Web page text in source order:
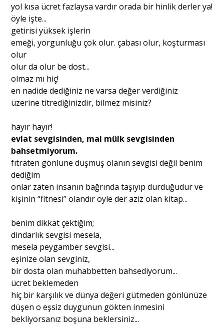
yol kısa ücret fazlaysa vardır orada bir hinlik derler ya!
öyle işte...
getirisi yüksek işlerin
emeği, yorgunluğu çok olur. çabası olur, koşturması
olur
olur da olur be dost...
olmaz mı hiç!
en nadide dediğiniz ne varsa değer verdiğiniz
üzerine titrediğinizdir, bilmez misiniz?
hayır hayır!
evlat sevgisinden, mal mülk sevgisinden
bahsetmiyorum.
fıtraten gönlüne düşmüş olanın sevgisi değil benim
dediğim
onlar zaten insanın bağrında taşıyıp durduğudur ve
kişinin “fitnesi” olandır öyle der aziz olan kitap...
benim dikkat çektiğim;
dindarlık sevgisi mesela,
mesela peygamber sevgisi...
eşinize olan sevginiz,
bir dosta olan muhabbetten bahsediyorum...
ücret beklemeden
hiç bir karşılık ve dünya değeri gütmeden gönlünüze
düşen o eşsiz duygunun gökten inmesini
bekliyorsanız boşuna beklersiniz...